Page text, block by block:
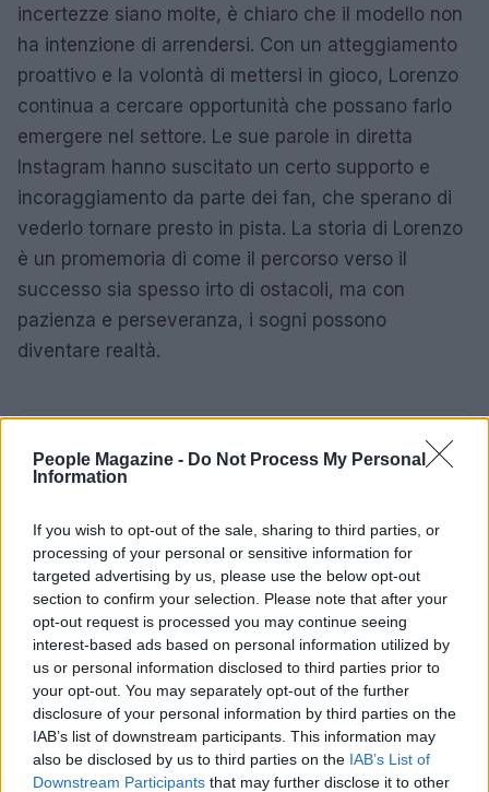
People Magazine - Do Not Process My Personal
Information
If you wish to opt-out of the sale, sharing to third parties, or
processing of your personal or sensitive information for
targeted advertising by us, please use the below opt-out
section to confirm your selection. Please note that after your
opt-out request is processed you may continue seeing
interest-based ads based on personal information utilized by
us or personal information disclosed to third parties prior to
your opt-out. You may separately opt-out of the further
disclosure of your personal information by third parties on the
IAB’s list of downstream participants. This information may
also be disclosed by us to third parties on the IAB’s List of
Downstream Participants that may further disclose it to other
incertezze siano molte, è chiaro che il modello non
ha intenzione di arrendersi. Con un atteggiamento
proattivo e la volontà di mettersi in gioco, Lorenzo
continua a cercare opportunità che possano farlo
emergere nel settore. Le sue parole in diretta
Instagram hanno suscitato un certo supporto e
incoraggiamento da parte dei fan, che sperano di
vederlo tornare presto in pista. La storia di Lorenzo
è un promemoria di come il percorso verso il
successo sia spesso irto di ostacoli, ma con
pazienza e perseveranza, i sogni possono
diventare realtà.
AiAdhubMedia